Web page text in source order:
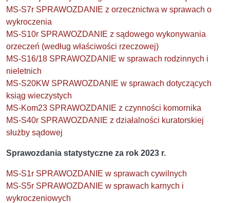
MS-S7r SPRAWOZDANIE z orzecznictwa w sprawach o
wykroczenia
MS-S10r SPRAWOZDANIE z sądowego wykonywania
orzeczeń (według właściwości rzeczowej)
MS-S16/18 SPRAWOZDANIE w sprawach rodzinnych i
nieletnich
MS-S20KW SPRAWOZDANIE w sprawach dotyczących
ksiąg wieczystych
MS-Kom23 SPRAWOZDANIE z czynności komornika
MS-S40r SPRAWOZDANIE z działalności kuratorskiej
służby sądowej
Sprawozdania statystyczne za rok 2023 r.
MS-S1r SPRAWOZDANIE w sprawach cywilnych
MS-S5r SPRAWOZDANIE w sprawach karnych i
wykroczeniowych